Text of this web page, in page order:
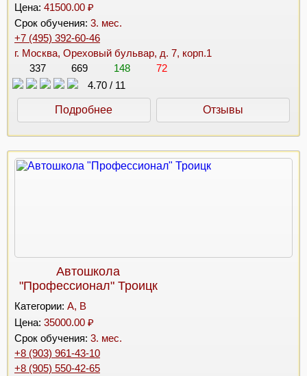
Цена: 41500.00 ₽
Срок обучения: 3. мес.
+7 (495) 392-60-46
г. Москва, Ореховый бульвар, д. 7, корп.1
337
669 148
72
4.70 / 11
Подробнее Отзывы
Автошкола
"Профессионал" Троицк
Категории: A, B
Цена: 35000.00 ₽
Срок обучения: 3. мес.
+8 (903) 961-43-10
+8 (905) 550-42-65